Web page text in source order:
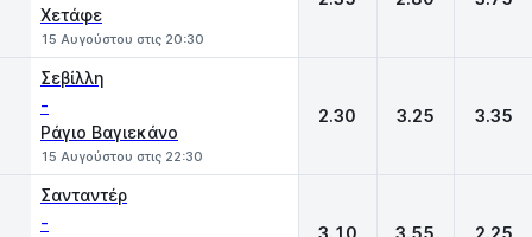
Χετάφε
15 Αυγούστου στις 20:30
Σεβίλλη
-
Ράγιο Βαγιεκάνο
15 Αυγούστου στις 22:30
2.30 3.25 3.35
Σανταντέρ
- 3.10 3.55 2.25